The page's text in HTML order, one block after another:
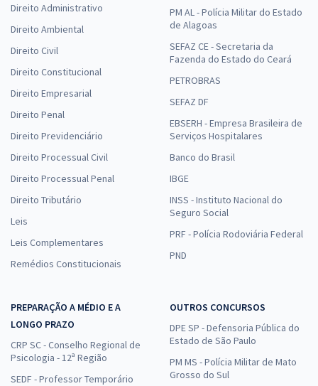
Direito Administrativo
Direito Ambiental
Direito Civil
Direito Constitucional
Direito Empresarial
Direito Penal
Direito Previdenciário
Direito Processual Civil
Direito Processual Penal
Direito Tributário
Leis
Leis Complementares
Remédios Constitucionais
PM AL - Polícia Militar do Estado
de Alagoas
SEFAZ CE - Secretaria da
Fazenda do Estado do Ceará
PETROBRAS
SEFAZ DF
EBSERH - Empresa Brasileira de
Serviços Hospitalares
Banco do Brasil
IBGE
INSS - Instituto Nacional do
Seguro Social
PRF - Polícia Rodoviária Federal
PND
PREPARAÇÃO A MÉDIO E A
LONGO PRAZO
CRP SC - Conselho Regional de
Psicologia - 12ª Região
SEDF - Professor Temporário
OUTROS CONCURSOS
DPE SP - Defensoria Pública do
Estado de São Paulo
PM MS - Polícia Militar de Mato
Grosso do Sul